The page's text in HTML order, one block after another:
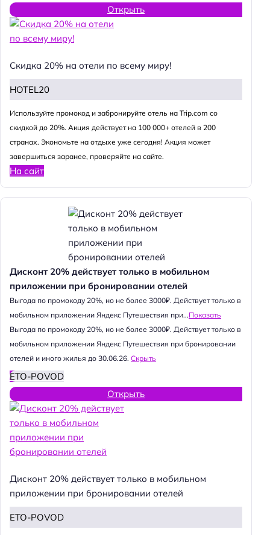
Открыть
Скидка 20% на отели по всему миру!
HOTEL20
Используйте промокод и забронируйте отель на Trip.com со
скидкой до 20%. Акция действует на 100 000+ отелей в 200
странах. Экономьте на отдыхе уже сегодня! Акция может
завершиться заранее, проверяйте на сайте.
На сайт
Дисконт 20% действует только в мобильном
приложении при бронировании отелей
Выгода по промокоду 20%, но не более 3000₽. Действует только в
мобильном приложении Яндекс Путешествия при...Показать
Выгода по промокоду 20%, но не более 3000₽. Действует только в
мобильном приложении Яндекс Путешествия при бронировании
отелей и иного жилья до 30.06.26. Скрыть
ETO-POVOD
Открыть
Дисконт 20% действует только в мобильном
приложении при бронировании отелей
ETO-POVOD